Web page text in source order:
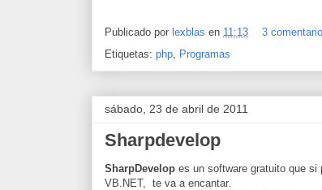
Publicado por lexblas en 11:13
3
Etiquetas: php Programas
sábado, 23 de abril de 2011
Sharpdevelop
SharpDevelop es un software gratuito que si
VB.NET, te va a encantar.